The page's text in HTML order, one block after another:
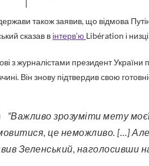
також заявив, що відмова
сказав в інтерв’ю Libération і
з журналістами президент України
Він знову підтвердив свою
“Важливо зрозуміти мету моєї зустрічі з Путіним. Ми з ним не можемо зараз у всьому
це неможливо. […]
Зеленський, наголосивши